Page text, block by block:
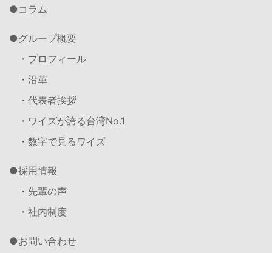
コラム
グループ概要
・プロフィール
・沿革
・代表者挨拶
・ワイズが誇る台湾No.1
・数字で見るワイズ
採用情報
・先輩の声
・社内制度
お問い合わせ